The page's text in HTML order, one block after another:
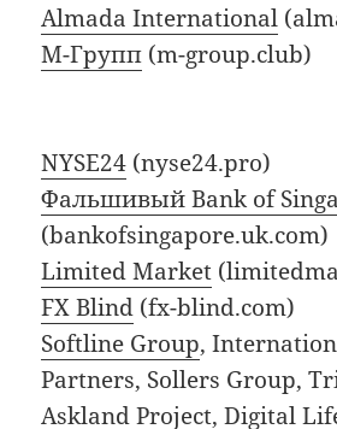
Almada International
М-Групп (m-group.club)
NYSE24 (nyse24.pro)
Фальшивый Bank of
(bankofsingapore.uk.com)
Limited Market
FX Blind (fx-blind.com)
Softline Group,
Partners, Sollers Group,
Askland Project, Digital